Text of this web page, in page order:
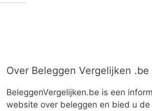
Over Beleggen Vergelijken .be
BeleggenVergelijken.be is een
website over beleggen en bied u de